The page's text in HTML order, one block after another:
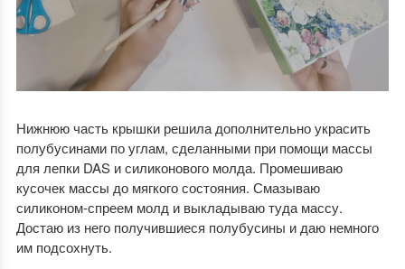
Нижнюю часть крышки решила дополнительно украсить
полубусинами по углам, сделанными при помощи массы
для лепки DAS и силиконового молда. Промешиваю
кусочек массы до мягкого состояния. Смазываю
силиконом-спреем молд и выкладываю туда массу.
Достаю из него получившиеся полубусины и даю немного
им подсохнуть.